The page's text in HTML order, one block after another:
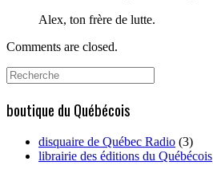
Alex, ton frère de lutte.
Comments are closed.
Search
for:
boutique du Québécois
disquaire de Québec Radio (3)
librairie des éditions du Québécois